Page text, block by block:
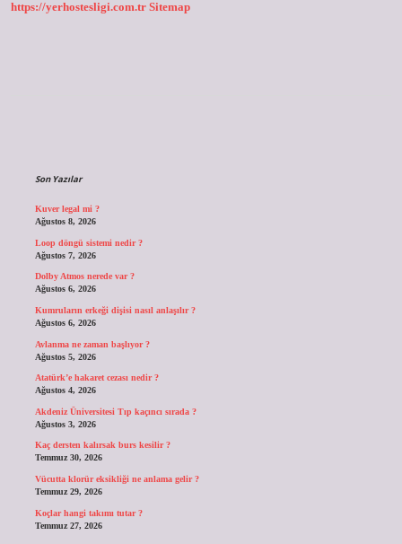
https://yerhostesligi.com.tr Sitemap
Son Yazılar
Kuver legal mi ?
Ağustos 8, 2026
Loop döngü sistemi nedir ?
Ağustos 7, 2026
Dolby Atmos nerede var ?
Ağustos 6, 2026
Kumruların erkeği dişisi nasıl anlaşılır ?
Ağustos 6, 2026
Avlanma ne zaman başlıyor ?
Ağustos 5, 2026
Atatürk’e hakaret cezası nedir ?
Ağustos 4, 2026
Akdeniz Üniversitesi Tıp kaçıncı sırada ?
Ağustos 3, 2026
Kaç dersten kalırsak burs kesilir ?
Temmuz 30, 2026
Vücutta klorür eksikliği ne anlama gelir ?
Temmuz 29, 2026
Koçlar hangi takımı tutar ?
Temmuz 27, 2026